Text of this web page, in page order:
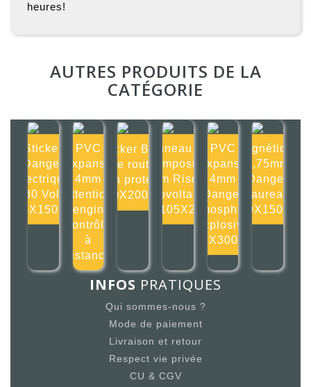
heures!
AUTRES PRODUITS DE LA
CATÉGORIE
Sticker
Danger
électrique
230 Volts
150X150mm
PVC
Expansé
4mm
Attention
engin
contrôlé
à
distance
Sticker Bord
de route
non protégé
200X200mm
Panneau Alu
composite
2mm Risque
photovoltatïque
105X2
PVC
Expansé
4mm
Danger
atmosphère
explosive
300X300mm
Magnétique
0,75mm
Danger
Taureau
150X150mm
INFOS PRATIQUES
Qui sommes-nous ?
Mode de paiement
Livraison et retour
Respect vie privée
CU & CGV